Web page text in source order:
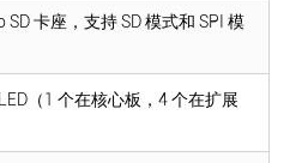
SD 卡座，支持 SD 模式和 SPI 模
（1 个在核心板，4 个在扩展